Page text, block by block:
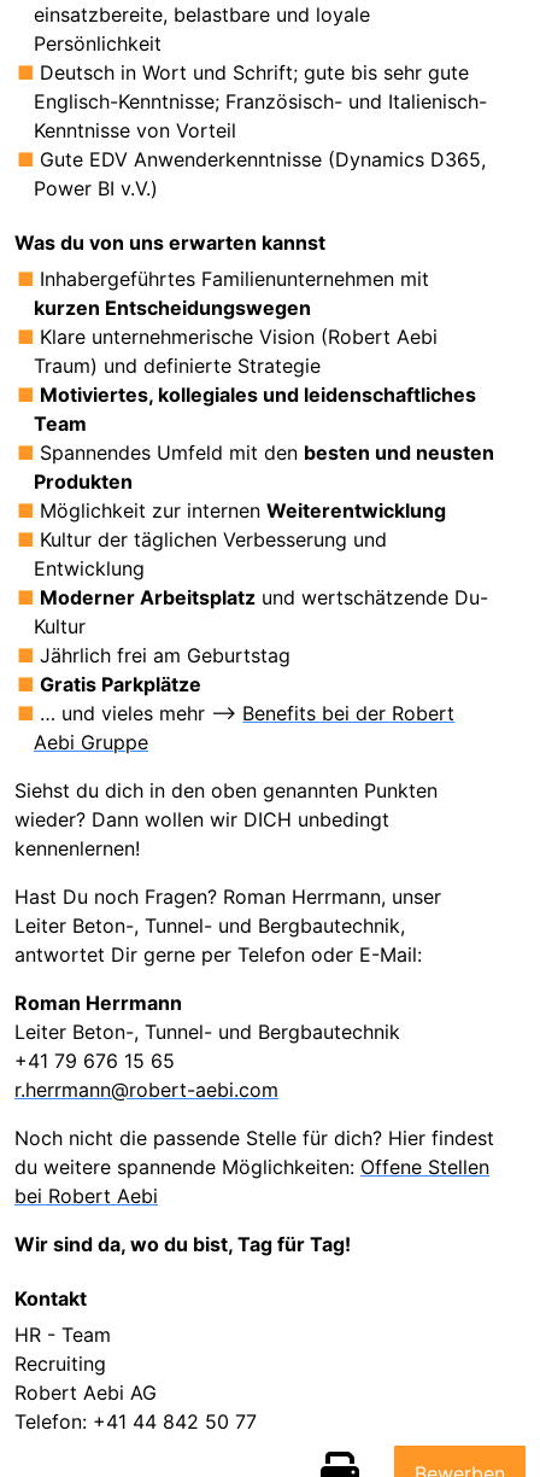
einsatzbereite, belastbare und loyale
Persönlichkeit
Deutsch in Wort und Schrift; gute bis sehr gute
Englisch-Kenntnisse; Französisch- und Italienisch-
Kenntnisse von Vorteil
Gute EDV Anwenderkenntnisse (Dynamics D365,
Power BI v.V.)
Was du von uns erwarten kannst
Inhabergeführtes Familienunternehmen mit
kurzen Entscheidungswegen
Klare unternehmerische Vision (Robert Aebi
Traum) und definierte Strategie
Motiviertes, kollegiales und leidenschaftliches
Team
Spannendes Umfeld mit den besten und neusten
Produkten
Möglichkeit zur internenWeiterentwicklung
Kultur der täglichen Verbesserung und
Entwicklung
Moderner Arbeitsplatz und wertschätzende Du-
Kultur
Jährlich frei am Geburtstag
Gratis Parkplätze
… und vieles mehr --> Benefits bei der Robert
Aebi Gruppe
Siehst du dich in den oben genannten Punkten
wieder? Dann wollen wir DICH unbedingt
kennenlernen!
Hast Du noch Fragen? Roman Herrmann, unser
Leiter Beton-, Tunnel- und Bergbautechnik,
antwortet Dir gerne per Telefon oder E-Mail:
Roman Herrmann
Leiter Beton-, Tunnel- und Bergbautechnik
+41 79 676 15 65
r.herrmann@robert-aebi.com
Noch nicht die passende Stelle für dich? Hier findest
du weitere spannende Möglichkeiten: Offene Stellen
bei Robert Aebi
Wir sind da, wo du bist, Tag für Tag!
Kontakt
HR - Team
Recruiting
Robert Aebi AG
Telefon: +41 44 842 50 77